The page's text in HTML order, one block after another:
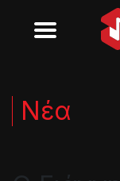
Νέα